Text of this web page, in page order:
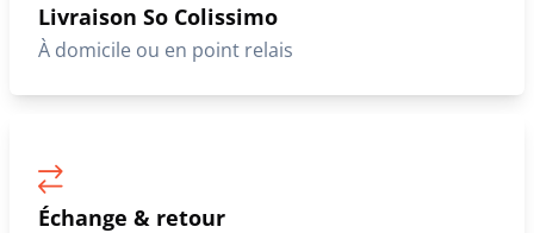
Livraison So Colissimo
À domicile ou en point relais
Échange & retour